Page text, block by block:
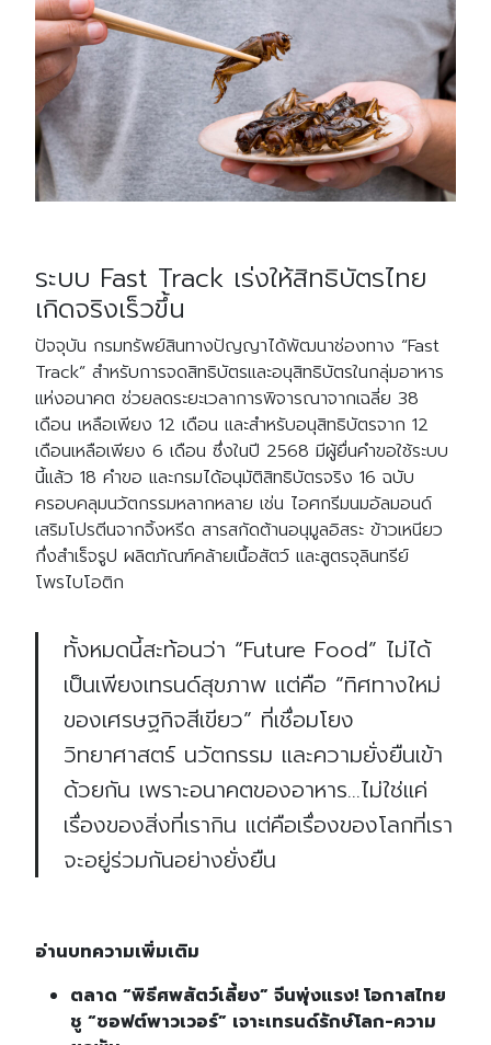
Search
for: Search
ระบบ Fast Track เร่งให้สิทธิบัตรไทย
เกิดจริงเร็วขึ้น
ปัจจุบัน กรมทรัพย์สินทางปัญญาได้พัฒนาช่องทาง “Fast
Track” สำหรับการจดสิทธิบัตรและอนุสิทธิบัตรในกลุ่มอาหาร
แห่งอนาคต ช่วยลดระยะเวลาการพิจารณาจากเฉลี่ย 38
เดือน เหลือเพียง 12 เดือน และสำหรับอนุสิทธิบัตรจาก 12
เดือนเหลือเพียง 6 เดือน ซึ่งในปี 2568 มีผู้ยื่นคำขอใช้ระบบ
นี้แล้ว 18 คำขอ และกรมได้อนุมัติสิทธิบัตรจริง 16 ฉบับ
ครอบคลุมนวัตกรรมหลากหลาย เช่น ไอศกรีมนมอัลมอนด์
เสริมโปรตีนจากจิ้งหรีด สารสกัดต้านอนุมูลอิสระ ข้าวเหนียว
กึ่งสำเร็จรูป ผลิตภัณฑ์คล้ายเนื้อสัตว์ และสูตรจุลินทรีย์
โพรไบโอติก
ทั้งหมดนี้สะท้อนว่า “Future Food” ไม่ได้
เป็นเพียงเทรนด์สุขภาพ แต่คือ “ทิศทางใหม่
ของเศรษฐกิจสีเขียว” ที่เชื่อมโยง
วิทยาศาสตร์ นวัตกรรม และความยั่งยืนเข้า
ด้วยกัน เพราะอนาคตของอาหาร…ไม่ใช่แค่
เรื่องของสิ่งที่เรากิน แต่คือเรื่องของโลกที่เรา
จะอยู่ร่วมกันอย่างยั่งยืน
อ่านบทความเพิ่มเติม
ตลาด “พิธีศพสัตว์เลี้ยง” จีนพุ่งแรง! โอกาสไทย
ชู “ซอฟต์พาวเวอร์” เจาะเทรนด์รักษ์โลก-ความ